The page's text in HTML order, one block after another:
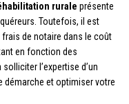
rurale présente
Toutefois, il est
de notaire dans le coût
en fonction des
l’expertise d’un
démarche et optimiser votre